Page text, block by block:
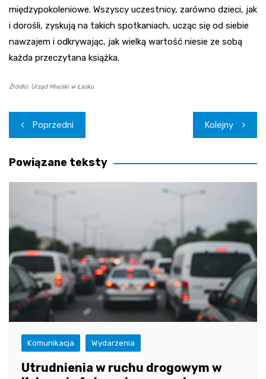
międzypokoleniowe. Wszyscy uczestnicy, zarówno dzieci, jak
i dorośli, zyskują na takich spotkaniach, ucząc się od siebie
nawzajem i odkrywając, jak wielką wartość niesie ze sobą
każda przeczytana książka.
Źródło: Urząd Miejski w Łasku
Nawigacja
wpisu
Poprzedni Kolejny
Powiązane teksty
Komunikacja Wydarzenia
Utrudnienia w ruchu drogowym w